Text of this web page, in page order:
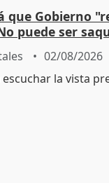
que Gobierno
puede ser
02/08/2026